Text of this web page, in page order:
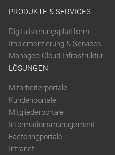
PRODUKTE & SERVICES
Digitalisierungsplattform
Implementierung & Services
Managed Cloud-Infrastruktur
LÖSUNGEN
Mitarbeiterportale
Kundenportale
Mitgliederportale
Informationsmanagement
Factoringportale
Intranet